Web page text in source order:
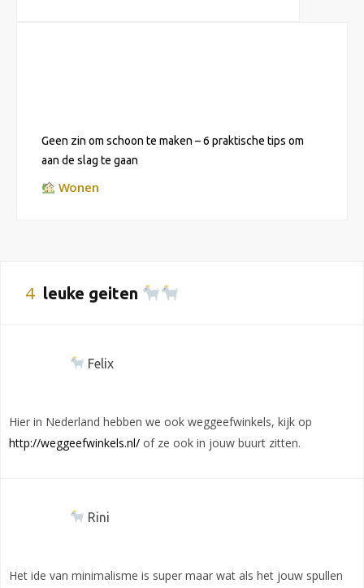
Geen zin om schoon te maken – 6 praktische tips om
aan de slag te gaan
Wonen
4 leuke geiten
Felix
Hier in Nederland hebben we ook weggeefwinkels, kijk op
http://weggeefwinkels.nl/ of ze ook in jouw buurt zitten.
Rini
Het ide van minimalisme is super maar wat als het jouw spullen